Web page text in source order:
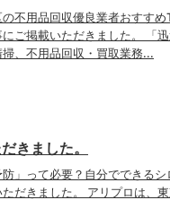
不用品回収優良業者おすす
ご掲載いただきました。 「
、不用品回収・買取業務...
きました。
」って必要？自分でできる
だきました。 アリプロは、